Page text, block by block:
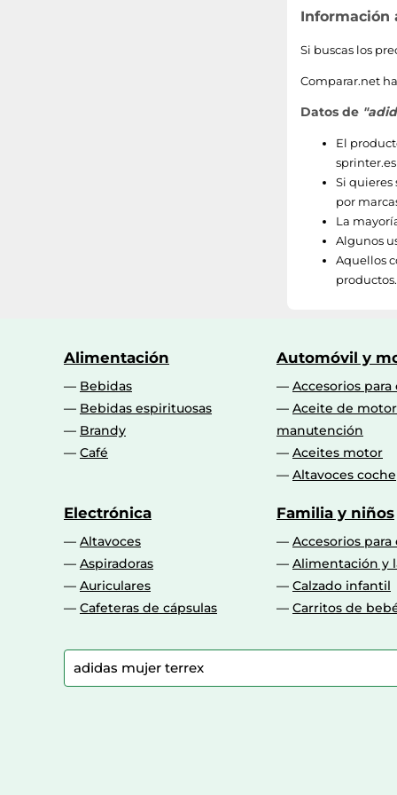
17
50 2/3
50
26
16
Información
Si buscas los
Comparar.net
Datos de
El
sprinter.es
Si quieres
por
La
Algunos
Aquellos
Alimentación
Bebidas
Bebidas espirituosas
Brandy
Café
Automóvil y
Accesorios para
Aceite de
manutención
Aceites motor
Altavoces coche
Electrónica
Altavoces
Aspiradoras
Auriculares
Cafeteras de cápsulas
Familia y niños
Accesorios para
Alimentación y
Calzado infantil
Carritos de